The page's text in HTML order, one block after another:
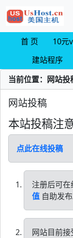
首 页 10元
建站程序
当前位置：网站投
网站投稿
本站投稿注
点此在线投稿
注册后可
值 自助发布
网站目前